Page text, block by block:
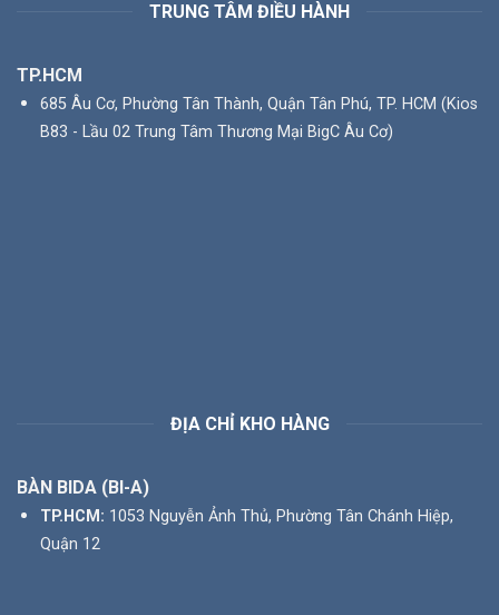
TRUNG TÂM ĐIỀU HÀNH
TP.HCM
685 Âu Cơ, Phường Tân Thành, Quận Tân Phú, TP. HCM (Kios
B83 - Lầu 02 Trung Tâm Thương Mại BigC Âu Cơ)
ĐỊA CHỈ KHO HÀNG
BÀN BIDA (BI-A)
TP.HCM: 1053 Nguyễn Ảnh Thủ, Phường Tân Chánh Hiệp,
Quận 12